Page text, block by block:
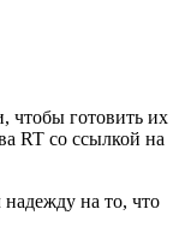
чтобы готовить их
RT со ссылкой на
на то, что